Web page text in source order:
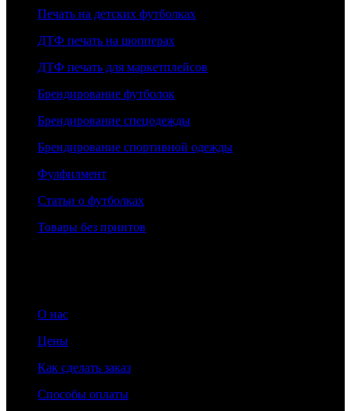
Печать на детских футболках
ДТФ печать на шопперах
ДТФ печать для маркетплейсов
Брендирование футболок
Брендирование спецодежды
Брендирование спортивной одежды
Фулфилмент
Статьи о футболках
Товары без принтов
О нас
Цены
Как сделать заказ
Способы оплаты